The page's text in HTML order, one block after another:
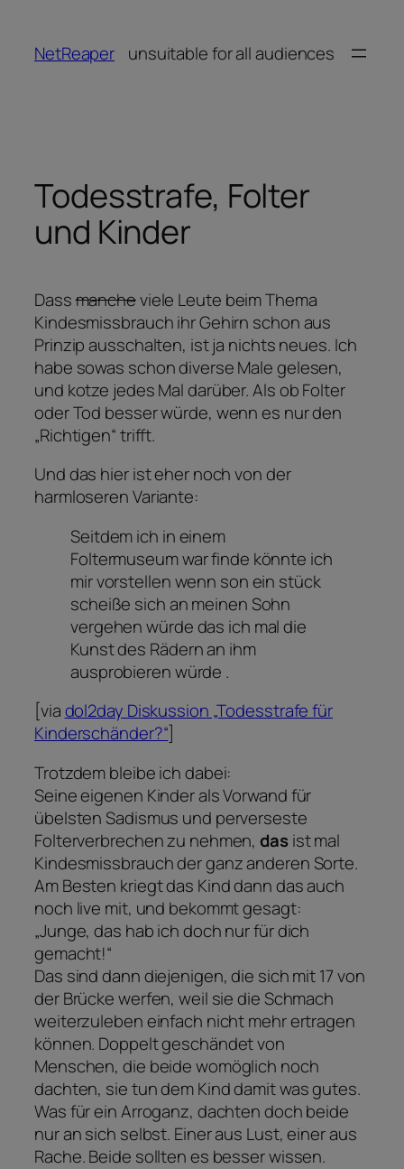
springen
NetReaper unsuitable for all audiences
Todesstrafe, Folter
und Kinder
Dassmancheviele Leute beim Thema
Kindesmissbrauch ihr Gehirn schon aus
Prinzip ausschalten, ist ja nichts neues. Ich
habe sowas schon diverse Male gelesen,
und kotze jedes Mal darüber. Als ob Folter
oder Tod besser würde, wenn es nur den
„Richtigen“ trifft.
Und das hier ist eher noch von der
harmloseren Variante:
Seitdem ich in einem
Foltermuseum war finde könnte ich
mir vorstellen wenn son ein stück
scheiße sich an meinen Sohn
vergehen würde das ich mal die
Kunst des Rädern an ihm
ausprobieren würde .
[viadol2day Diskussion „Todesstrafe für
Kinderschänder?“]
Trotzdem bleibe ich dabei:
Seine eigenen Kinder als Vorwand für
übelsten Sadismus und perverseste
Folterverbrechen zu nehmen,dasist mal
Kindesmissbrauch der ganz anderen Sorte.
Am Besten kriegt das Kind dann das auch
noch live mit, und bekommt gesagt:
„Junge, das hab ich doch nur für dich
gemacht!“
Das sind dann diejenigen, die sich mit 17 von
der Brücke werfen, weil sie die Schmach
weiterzuleben einfach nicht mehr ertragen
können. Doppelt geschändet von
Menschen, die beide womöglich noch
dachten, sie tun dem Kind damit was gutes.
Was für ein Arroganz, dachten doch beide
nur an sich selbst. Einer aus Lust, einer aus
Rache. Beide sollten es besser wissen.